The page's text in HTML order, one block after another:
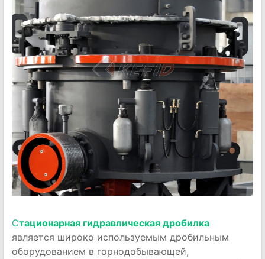
Стационарная гидравлическая дробилка
является широко используемым дробильным
оборудованием в горнодобывающей,